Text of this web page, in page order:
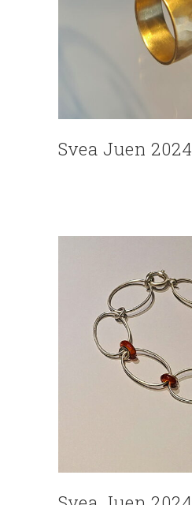
Svea Juen 2024